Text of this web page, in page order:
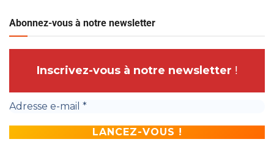
Abonnez-vous à notre newsletter
Inscrivez-vous à notre newsletter !